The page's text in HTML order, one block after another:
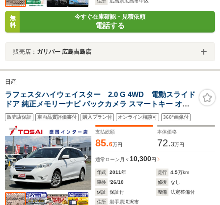
無
料
今すぐ在庫確認・見積依頼
電話する
販売店： ガリバー 広島吉島店
日産
ラフェスタハイウェイスター 2.0 G 4WD 電動スライド
ドア 純正メモリーナビ バックカメラ スマートキー オー
トライト オートエアコン フォグライト Bluetooth ドライ
ブレコーダー 純正革巻きステアリング 純正16インチアル
ミ
販売店保証 車両品質評価書付 購入プラン付 オンライン相談可 360°画像付
支払総額
85.6万円
本体価格
72.3万円
通常ローン 月々 10,300円
年式 2011年 走行 4.5万km
車検
'26/10 修復
なし
保証
保証付 整備
法定整備付
住所
岩手県滝沢市